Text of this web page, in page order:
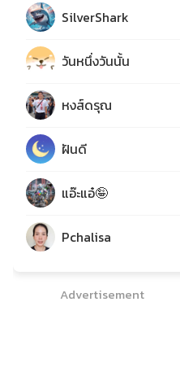
SilverShark
วันหนึ่งวันนั้น
หงส์ดรุณ
ฝันดี
แอ๊ะแอ๋🤪
Pchalisa
Advertisement